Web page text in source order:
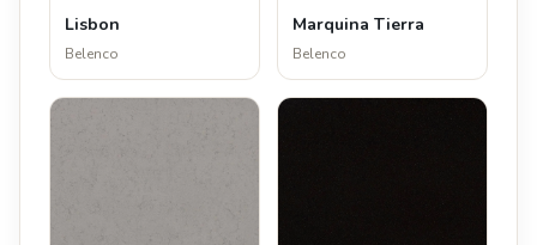
Lisbon
Belenco
Marquina Tierra
Belenco